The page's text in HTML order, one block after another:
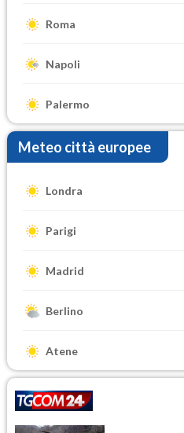
Roma
Napoli
Palermo
Meteo città europee
Londra
Parigi
Madrid
Berlino
Atene